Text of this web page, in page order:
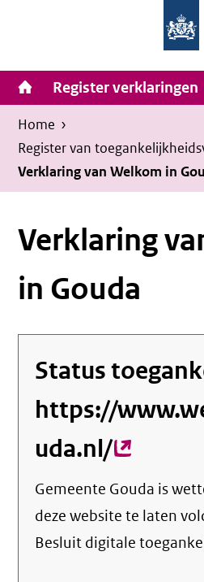
inhoud
van
en
van
Hoofdnavigatie
Register verklaringen
Kruimelpad
U
bevindt
zich
hier:
Home ›
Register van
Verklaring van Welkom in
Verklaring
in Gouda
Status
https://
uda.nl/(externe
link)
Gemeente Gouda is
deze website te laten
Besluit digitale